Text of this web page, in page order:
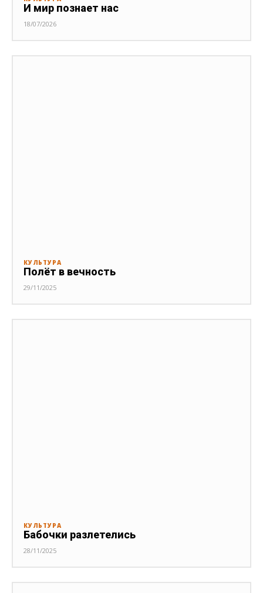
И мир познает нас
18/07/2026
КУЛЬТУРА
Полёт в вечность
29/11/2025
КУЛЬТУРА
Бабочки разлетелись
28/11/2025